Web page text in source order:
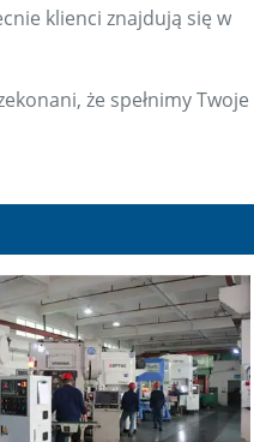
klienci znajdują się w
że spełnimy Twoje